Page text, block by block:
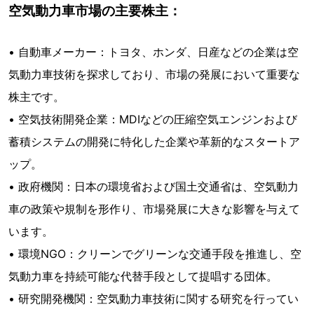
空気動力車市場の主要株主：
• 自動車メーカー：トヨタ、ホンダ、日産などの企業は空
気動力車技術を探求しており、市場の発展において重要な
株主です。
• 空気技術開発企業：MDIなどの圧縮空気エンジンおよび
蓄積システムの開発に特化した企業や革新的なスタートア
ップ。
• 政府機関：日本の環境省および国土交通省は、空気動力
車の政策や規制を形作り、市場発展に大きな影響を与えて
います。
• 環境NGO：クリーンでグリーンな交通手段を推進し、空
気動力車を持続可能な代替手段として提唱する団体。
• 研究開発機関：空気動力車技術に関する研究を行ってい